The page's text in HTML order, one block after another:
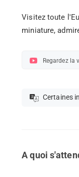
Visitez toute
miniature,
Regardez la
Certaines
A quoi